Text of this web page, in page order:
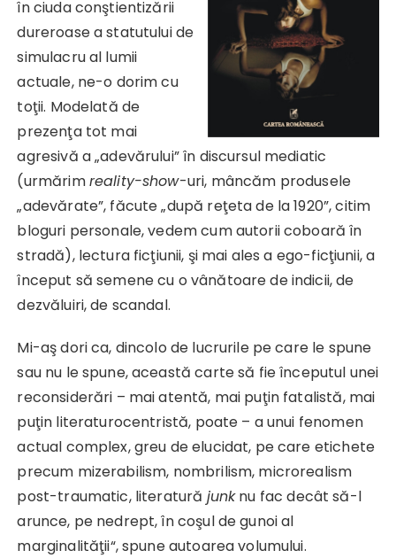
în ciuda conştientizării
dureroase a statutului de
simulacru al lumii
actuale, ne-o dorim cu
toţii. Modelată de
prezenţa tot mai
agresivă a „adevărului” în discursul mediatic
(urmărimreality-show-uri, mâncăm produsele
„adevărate”, făcute „după reţeta de la 1920”, citim
bloguri personale, vedem cum autorii coboară în
stradă), lectura ficţiunii, şi mai ales a ego-ficţiunii, a
început să semene cu o vânătoare de indicii, de
dezvăluiri, de scandal.
Mi-aş dori ca, dincolo de lucrurile pe care le spune
sau nu le spune, această carte să fie începutul unei
reconsiderări – mai atentă, mai puţin fatalistă, mai
puţin literaturocentristă, poate – a unui fenomen
actual complex, greu de elucidat, pe care etichete
precum mizerabilism, nombrilism, microrealism
post-traumatic, literatură junknu fac decât să-l
arunce, pe nedrept, în coşul de gunoi al
marginalităţii“, spune autoarea volumului.